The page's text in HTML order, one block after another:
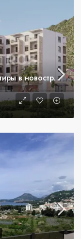
Продаются двухкомнатные квартиры в новостройке в Шушане, Бар